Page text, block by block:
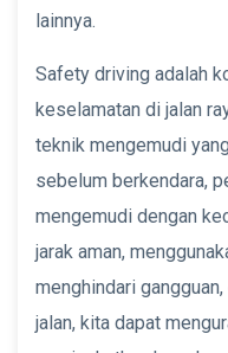
lainnya.
Safety driving adalah
keselamatan di jalan
teknik mengemudi
sebelum berkendara,
mengemudi dengan
jarak aman,
menghindari
jalan, kita dapat